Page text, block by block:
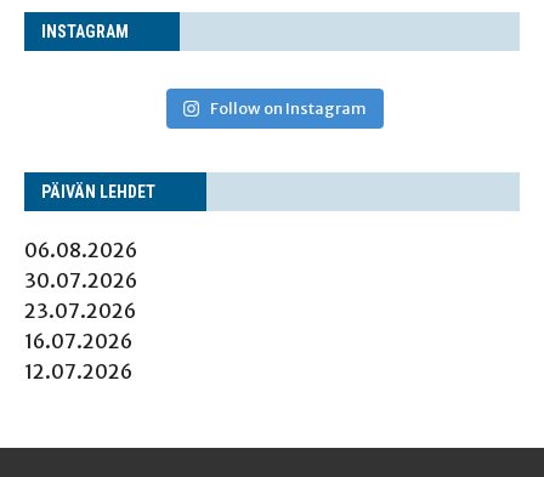
INS­TA­GRAM
Follow on Instagram
PÄI­VÄN LEHDET
06.08.2026
30.07.2026
23.07.2026
16.07.2026
12.07.2026